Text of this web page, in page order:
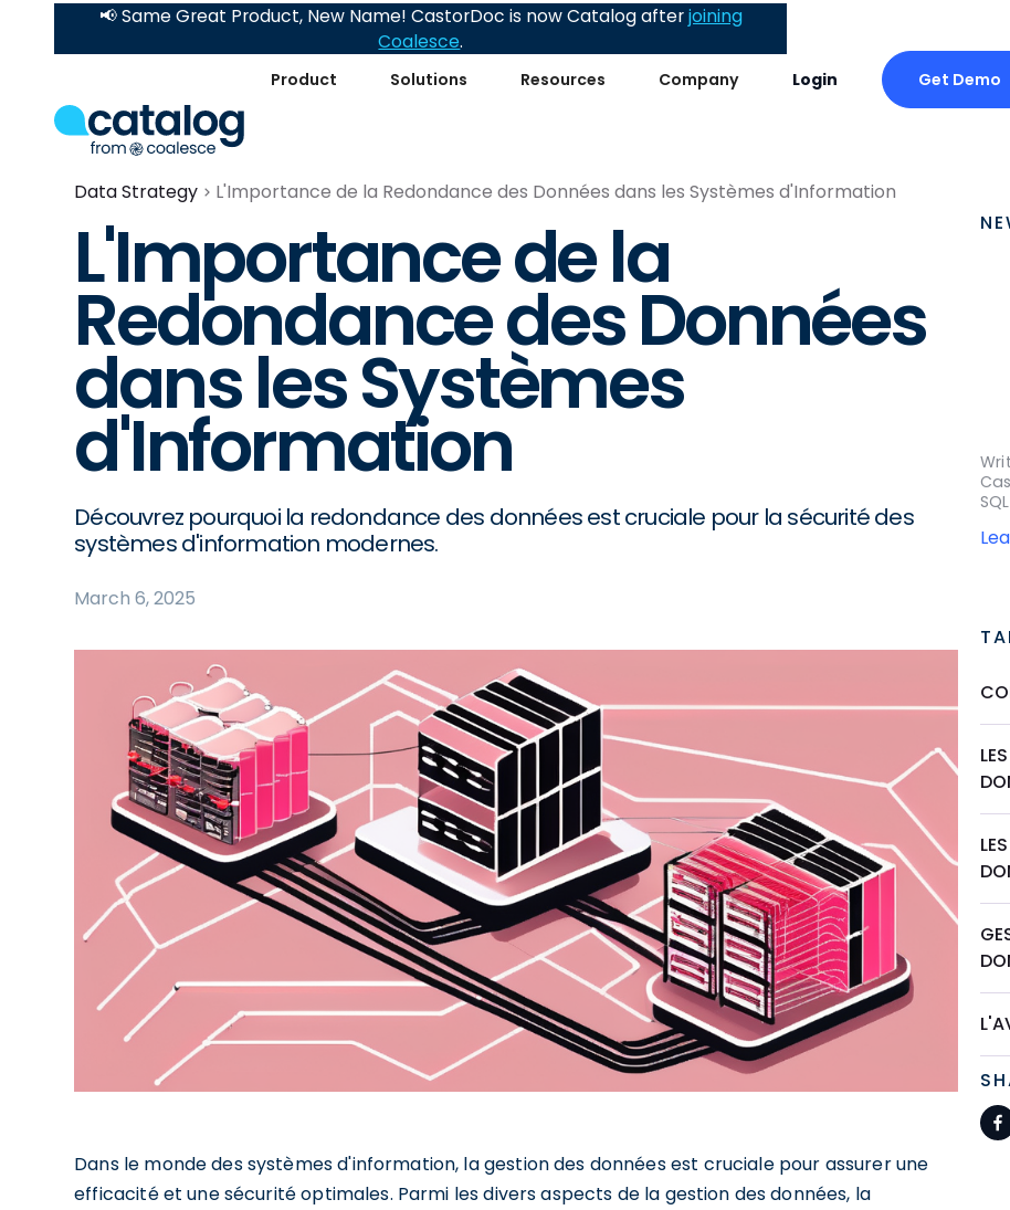
Product Solutions Resources Company Login Get Demo
📢 Same Great Product, New Name! CastorDoc is now Catalog afterjoining
Coalesce.
Data Strategy L'Importance de la Redondance des Données dans les Systèmes d'Information
L'Importance de la
Redondance des Données
dans les Systèmes
d'Information
Découvrez pourquoi la redondance des données est cruciale pour la sécurité des
systèmes d'information modernes.
March 6, 2025
Dans le monde des systèmes d'information, la gestion des données est cruciale pour assurer une
efficacité et une sécurité optimales. Parmi les divers aspects de la gestion des données, la